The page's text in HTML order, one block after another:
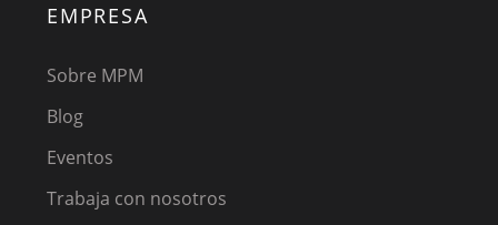
EMPRESA
Sobre MPM
Blog
Eventos
Trabaja con nosotros